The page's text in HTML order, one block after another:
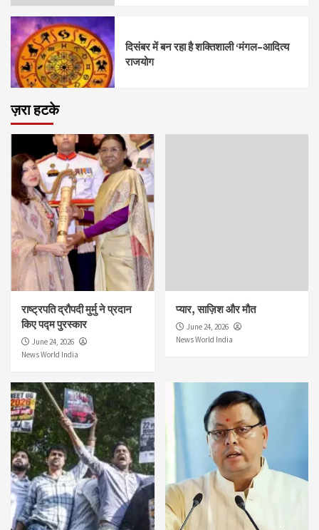
दिसंबर में बन रहा है शक्तिशाली ‘मंगल–आदित्य
राजयोग
ज़रा हटके
राष्ट्रपति द्रौपदी मुर्मु ने प्रदान
किए पद्म पुरस्कार
June 24, 2026
News World India
प्यार, साज़िश और मौत
June 24, 2026
News World India